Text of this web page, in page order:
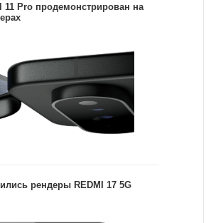
11 Pro продемонстрирован на
рендеры REDMI 17 5G